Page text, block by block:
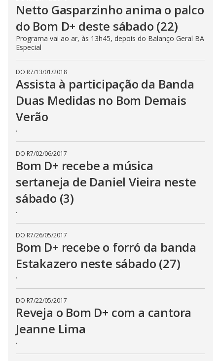
d
e
o
Netto Gasparzinho anima o palco
do Bom D+ deste sábado (22)
Programa vai ao ar, às 13h45, depois do Balanço Geral BA
Especial
DO R7/13/01/2018
Assista à participação da Banda
Duas Medidas no Bom Demais
Verão
.
DO R7/02/06/2017
Bom D+ recebe a música
sertaneja de Daniel Vieira neste
sábado (3)
.
DO R7/26/05/2017
Bom D+ recebe o forró da banda
Estakazero neste sábado (27)
.
DO R7/22/05/2017
Reveja o Bom D+ com a cantora
Jeanne Lima
.